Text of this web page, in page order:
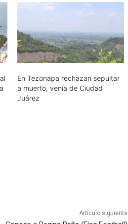
En Tezonapa rechazan sepultar
a muerto, venía de Ciudad
Juárez
Artículo siguiente